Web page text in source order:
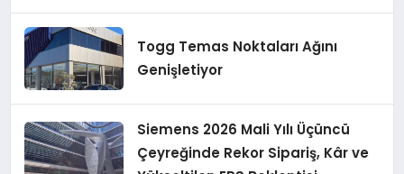
Hedefliyoruz”
Togg Temas Noktaları Ağını
Genişletiyor
Siemens 2026 Mali Yılı Üçüncü
Çeyreğinde Rekor Sipariş, Kâr ve